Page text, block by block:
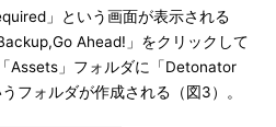
」という画面が表示される
Ahead!」をクリックして
Assets」フォルダに「Detonator
フォルダが作成される（図3）。